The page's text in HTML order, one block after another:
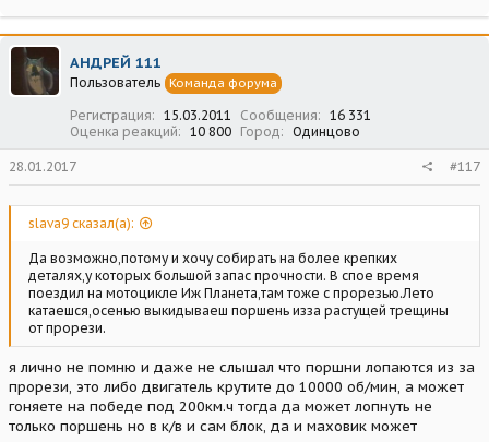
АНДРЕЙ 111
Пользователь Команда форума
Регистрация 15.03.2011 Сообщения
16 331
Оценка реакций
10 800 Город Одинцово
28.01.2017 #117
slava9 сказал(а):
Да возможно,потому и хочу собирать на более крепких
деталях,у которых большой запас прочности. В спое время
поездил на мотоцикле Иж Планета,там тоже с прорезью.Лето
катаешся,осенью выкидываеш поршень изза растущей трещины
от прорези.
я лично не помню и даже не слышал что поршни лопаются из за
прорези, это либо двигатель крутите до 10000 об/мин, а может
гоняете на победе под 200км.ч тогда да может лопнуть не
только поршень но в к/в и сам блок, да и маховик может